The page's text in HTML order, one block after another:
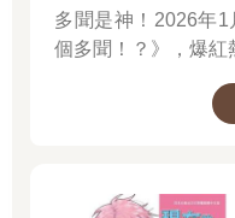
多聞是神！2026年
個多聞！？》，爆紅